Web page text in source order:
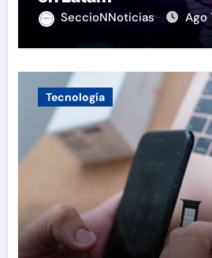
SeccioNNoticias Ago
Tecnología